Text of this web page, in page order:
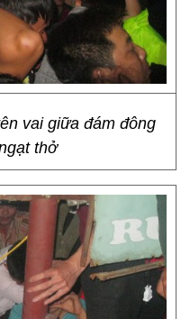
vai giữa đám đông
thở